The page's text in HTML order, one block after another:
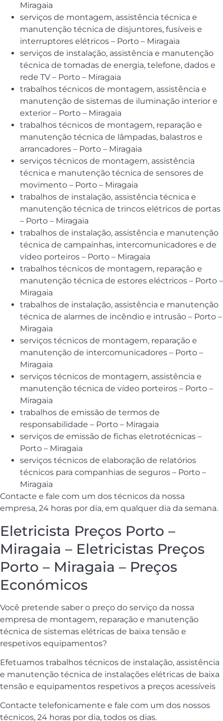
Miragaia
serviços de montagem, assistência técnica e
manutenção técnica de disjuntores, fusíveis e
interruptores elétricos – Porto – Miragaia
serviços de instalação, assistência e manutenção
técnica de tomadas de energia, telefone, dados e
rede TV – Porto – Miragaia
trabalhos técnicos de montagem, assistência e
manutenção de sistemas de iluminação interior e
exterior – Porto – Miragaia
trabalhos técnicos de montagem, reparação e
manutenção técnica de lâmpadas, balastros e
arrancadores – Porto – Miragaia
serviços técnicos de montagem, assistência
técnica e manutenção técnica de sensores de
movimento – Porto – Miragaia
trabalhos de instalação, assistência técnica e
manutenção técnica de trincos elétricos de portas
– Porto – Miragaia
trabalhos de instalação, assistência e manutenção
técnica de campaínhas, intercomunicadores e de
vídeo porteiros – Porto – Miragaia
trabalhos técnicos de montagem, reparação e
manutenção técnica de estores eléctricos – Porto –
Miragaia
trabalhos de instalação, assistência e manutenção
técnica de alarmes de incêndio e intrusão – Porto –
Miragaia
serviços técnicos de montagem, reparação e
manutenção de intercomunicadores – Porto –
Miragaia
serviços técnicos de montagem, assistência e
manutenção técnica de vídeo porteiros – Porto –
Miragaia
trabalhos de emissão de termos de
responsabilidade – Porto – Miragaia
serviços de emissão de fichas eletrotécnicas –
Porto – Miragaia
serviços técnicos de elaboração de relatórios
técnicos para companhias de seguros – Porto –
Miragaia
Contacte e fale com um dos técnicos da nossa
empresa, 24 horas por dia, em qualquer dia da semana.
Eletricista Preços Porto –
Miragaia – Eletricistas Preços
Porto – Miragaia – Preços
Económicos
Você pretende saber o preço do serviço da nossa
empresa de montagem, reparação e manutenção
técnica de sistemas elétricas de baixa tensão e
respetivos equipamentos?
Efetuamos trabalhos técnicos de instalação, assistência
e manutenção técnica de instalações elétricas de baixa
tensão e equipamentos respetivos a preços acessíveis
Contacte telefonicamente e fale com um dos nossos
técnicos, 24 horas por dia, todos os dias.